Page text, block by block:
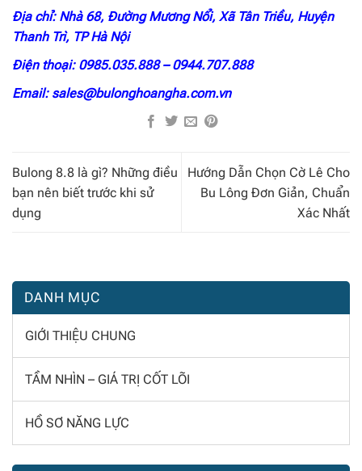
DANH MỤC
GIỚI THIỆU CHUNG
TẦM NHÌN – GIÁ TRỊ CỐT LÕI
HỒ SƠ NĂNG LỰC
Địa chỉ: Nhà 68, Đường Mương Nổi, Xã Tân Triều, Huyện
Thanh Trì, TP Hà Nội
Điện thoại: 0985.035.888 – 0944.707.888
Email: sales@bulonghoangha.com.vn
Bulong 8.8 là gì? Những điều
bạn nên biết trước khi sử
dụng
Hướng Dẫn Chọn Cờ Lê Cho
Bu Lông Đơn Giản, Chuẩn
Xác Nhất